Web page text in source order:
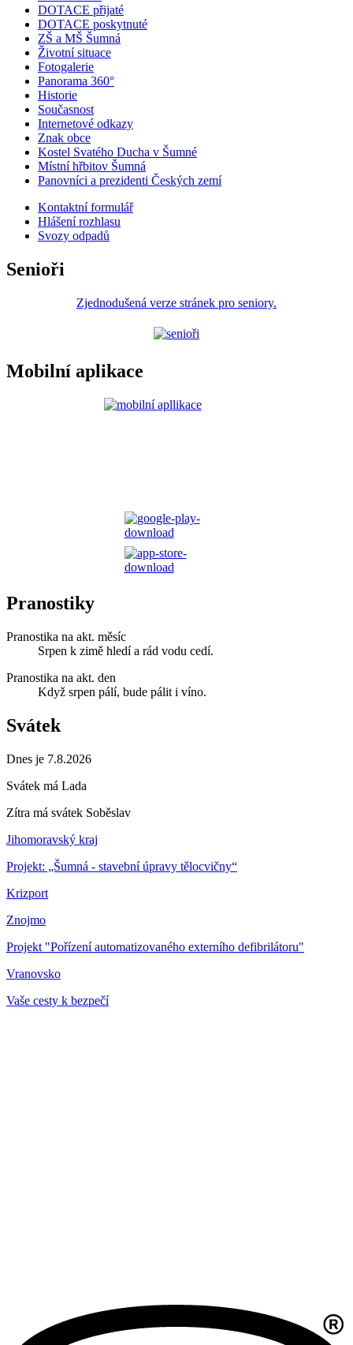
DOTACE přijaté
DOTACE poskytnuté
ZŠ a MŠ Šumná
Životní situace
Fotogalerie
Panorama 360°
Historie
Současnost
Internetové odkazy
Znak obce
Kostel Svatého Ducha v Šumné
Místní hřbitov Šumná
Panovníci a prezidenti Českých zemí
Kontaktní formulář
Hlášení rozhlasu
Svozy odpadů
Senioři
Zjednodušená verze stránek pro seniory.
Mobilní aplikace
Pranostiky
Pranostika na akt. měsíc
Srpen k zimě hledí a rád vodu cedí.
Pranostika na akt. den
Když srpen pálí, bude pálit i víno.
Svátek
Dnes je 7.8.2026
Svátek má Lada
Zítra má svátek Soběslav
Jihomoravský kraj
Projekt: „Šumná - stavební úpravy tělocvičny“
Krizport
Znojmo
Projekt "Pořízení automatizovaného externího defibrilátoru"
Vranovsko
Vaše cesty k bezpečí